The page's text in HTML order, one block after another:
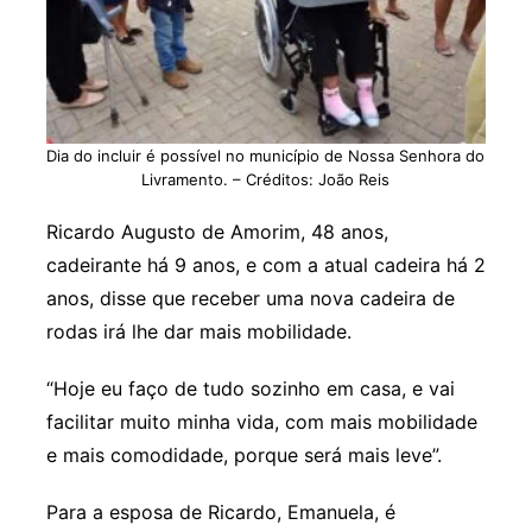
Dia do incluir é possível no município de Nossa Senhora do
Livramento. – Créditos: João Reis
Ricardo Augusto de Amorim, 48 anos,
cadeirante há 9 anos, e com a atual cadeira há 2
anos, disse que receber uma nova cadeira de
rodas irá lhe dar mais mobilidade.
“Hoje eu faço de tudo sozinho em casa, e vai
facilitar muito minha vida, com mais mobilidade
e mais comodidade, porque será mais leve”.
Para a esposa de Ricardo, Emanuela, é